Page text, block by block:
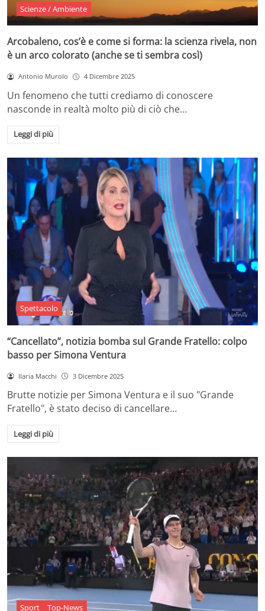
Scienze / Ambiente
Arcobaleno, cos’è e come si forma: la scienza rivela, non
è un arco colorato (anche se ti sembra così)
Antonio Murolo 4 Dicembre 2025
Un fenomeno che tutti crediamo di conoscere
nasconde in realtà molto più di ciò che…
Leggi di più
Spettacolo
“Cancellato”, notizia bomba sul Grande Fratello: colpo
basso per Simona Ventura
Ilaria Macchi 3 Dicembre 2025
Brutte notizie per Simona Ventura e il suo "Grande
Fratello", è stato deciso di cancellare…
Leggi di più
Sport Top-News